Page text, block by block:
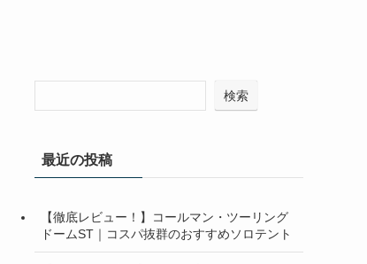
検索
最近の投稿
【徹底レビュー！】コールマン・ツーリング
ドームST｜コスパ抜群のおすすめソロテント